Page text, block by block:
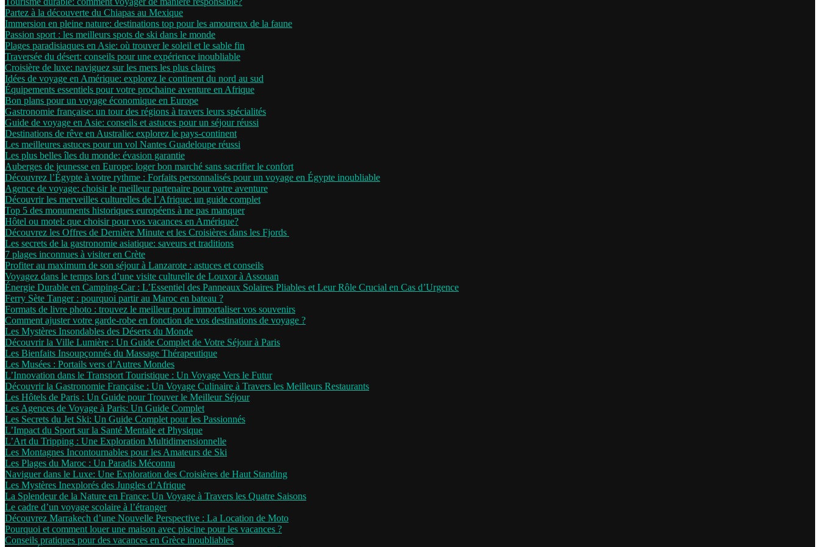
Partez à la découverte du Chiapas au Mexique
Immersion en pleine nature: destinations top pour les amoureux de la faune
Passion sport : les meilleurs spots de ski dans le monde
Plages paradisiaques en Asie: où trouver le soleil et le sable fin
Traversée du désert: conseils pour une expérience inoubliable
Croisière de luxe: naviguez sur les mers les plus claires
Idées de voyage en Amérique: explorez le continent du nord au sud
Équipements essentiels pour votre prochaine aventure en Afrique
Bon plans pour un voyage économique en Europe
Gastronomie française: un tour des régions à travers leurs spécialités
Guide de voyage en Asie: conseils et astuces pour un séjour réussi
Destinations de rêve en Australie: explorez le pays-continent
Les meilleures astuces pour un vol Nantes Guadeloupe réussi
Les plus belles îles du monde: évasion garantie
Auberges de jeunesse en Europe: loger bon marché sans sacrifier le confort
Découvrez l’Égypte à votre rythme : Forfaits personnalisés pour un voyage en Égypte inoubliable
Agence de voyage: choisir le meilleur partenaire pour votre aventure
Découvrir les merveilles culturelles de l’Afrique: un guide complet
Top 5 des monuments historiques européens à ne pas manquer
Hôtel ou motel: que choisir pour vos vacances en Amérique?
Découvrez les Offres de Dernière Minute et les Croisières dans les Fjords
Les secrets de la gastronomie asiatique: saveurs et traditions
7 plages inconnues à visiter en Crète
Profiter au maximum de son séjour à Lanzarote : astuces et conseils
Voyagez dans le temps lors d’une visite culturelle de Louxor à Assouan
Énergie Durable en Camping-Car : L’Essentiel des Panneaux Solaires Pliables et Leur Rôle Crucial en Cas d’Urgence
Ferry Sète Tanger : pourquoi partir au Maroc en bateau ?
Formats de livre photo : trouvez le meilleur pour immortaliser vos souvenirs
Comment ajuster votre garde-robe en fonction de vos destinations de voyage ?
Les Mystères Insondables des Déserts du Monde
Découvrir la Ville Lumière : Un Guide Complet de Votre Séjour à Paris
Les Bienfaits Insoupçonnés du Massage Thérapeutique
Les Musées : Portails vers d’Autres Mondes
L’Innovation dans le Transport Touristique : Un Voyage Vers le Futur
Découvrir la Gastronomie Française : Un Voyage Culinaire à Travers les Meilleurs Restaurants
Les Hôtels de Paris : Un Guide pour Trouver le Meilleur Séjour
Les Agences de Voyage à Paris: Un Guide Complet
Les Secrets du Jet Ski: Un Guide Complet pour les Passionnés
L’Impact du Sport sur la Santé Mentale et Physique
L’Art du Tripping : Une Exploration Multidimensionnelle
Les Montagnes Incontournables pour les Amateurs de Ski
Les Plages du Maroc : Un Paradis Méconnu
Naviguer dans le Luxe: Une Exploration des Croisières de Haut Standing
Les Mystères Inexplorés des Jungles d’Afrique
La Splendeur de la Nature en France: Un Voyage à Travers les Quatre Saisons
Le cadre d’un voyage scolaire à l’étranger
Découvrez Marrakech d’une Nouvelle Perspective : La Location de Moto
Pourquoi et comment louer une maison avec piscine pour les vacances ?
Conseils pratiques pour des vacances en Grèce inoubliables